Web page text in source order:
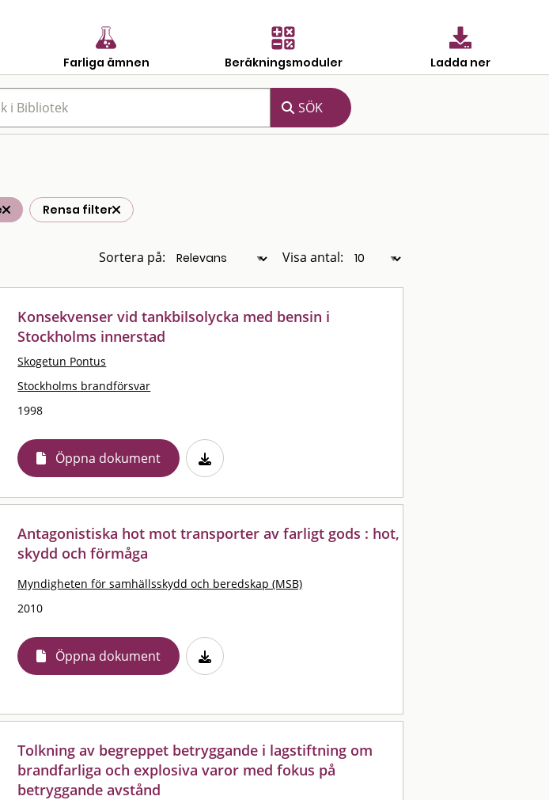
Farliga ämnen Beräkningsmoduler Ladda ner
Rensa filter
Sortera på: Visa antal:
Konsekvenser vid tankbilsolycka med bensin i
Stockholms innerstad
Skogetun Pontus
Stockholms brandförsvar
1998
Öppna dokument
Antagonistiska hot mot transporter av farligt gods : hot,
skydd och förmåga
Myndigheten för samhällsskydd och beredskap (MSB)
2010
Öppna dokument
Tolkning av begreppet betryggande i lagstiftning om
brandfarliga och explosiva varor med fokus på
betryggande avstånd